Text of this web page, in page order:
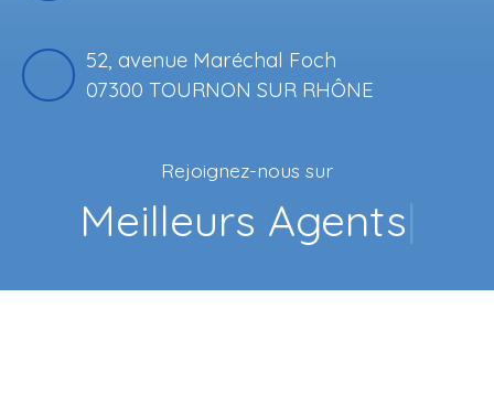
52, avenue Maréchal Foch
07300 TOURNON SUR RHÔNE
Rejoignez-nous sur
Faceb|